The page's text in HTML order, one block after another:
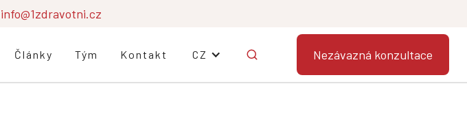
info@1zdravotni.cz
Články Tým Kontakt CZ Nezávazná konzultace